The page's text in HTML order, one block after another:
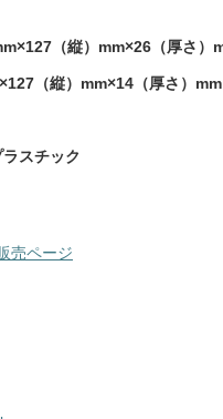
（縦）mm×26（厚さ）
（縦）mm×14（厚さ）mm
スチック
売ページ